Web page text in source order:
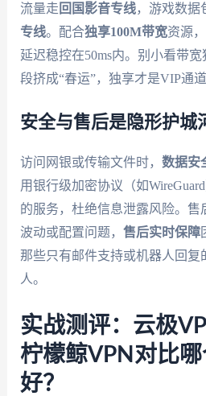
流量走 回国影音专线，游戏数据
专线。配合独享100M带宽资源
延迟稳控在50ms内。别小看带
段挤成“春运”，独享才是VIP通道
安全与售后是隐形护城
访问网银或传输文件时， 数据安
用银行级加密协议（如
的服务，杜绝信息泄露风险。售
波动或配置问题， 售后实时保障
那些只有邮件支持或机器人回复
人。
实战测评：云极
柠檬鲸VPN对比
好？